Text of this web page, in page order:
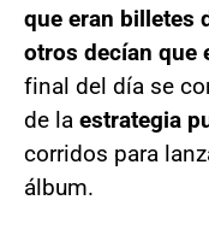
que eran billetes
otros decían que
final del día se
de la estrategia
corridos para
álbum.